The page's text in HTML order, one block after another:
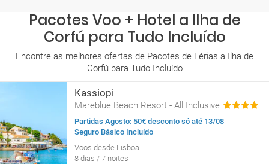
Pacotes Voo + Hotel a Ilha de
Corfú para Tudo Incluído
Encontre as melhores ofertas de Pacotes de Férias a Ilha de
Corfú para Tudo Incluído
Kassiopi
Mareblue Beach Resort - All Inclusive
Partidas Agosto: 50€ desconto só até 13/08
Seguro Básico Incluído
Voos desde Lisboa
8 dias / 7 noites